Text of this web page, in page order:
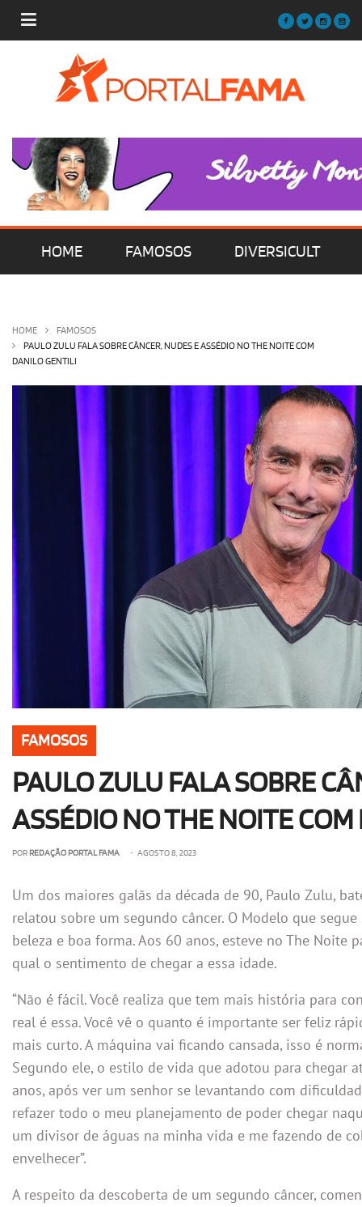
HOME FAMOSOS DIVERSICULT
OLHA ISSO! EU QUERO!
HOME
FAMOSOS
PAULO ZULU FALA SOBRE CÂNCER, NUDES E ASSÉDIO NO THE NOITE COM
DANILO GENTILI
FAMOSOS
PAULO ZULU FALA SOBRE
ASSÉDIO NO THE NOITE
POR REDAÇÃO PORTAL FAMA • AGOSTO 8, 2023
Um dos maiores galãs da década de 90, Paulo Zulu,
relatou sobre um segundo câncer. O Modelo que
beleza e boa forma. Aos 60 anos, esteve no The Noite
qual o sentimento de chegar a essa idade.
“Não é fácil. Você realiza que tem mais história para
real é essa. Você vê o quanto é importante ser feliz
mais curto. A máquina vai ficando cansada, isso é
Segundo ele, o estilo de vida que adotou para chegar
anos, após ver um senhor se levantando com
refazer todo o meu planejamento de poder chegar
um divisor de águas na minha vida e me fazendo de
envelhecer”.
A respeito da descoberta de um segundo câncer,